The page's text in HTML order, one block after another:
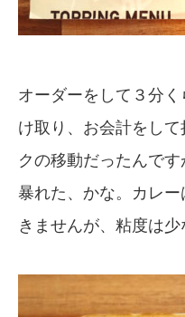
オーダーをして３分
け取り、お会計をし
クの移動だったんで
暴れた、かな。カレ
きませんが、粘度は少